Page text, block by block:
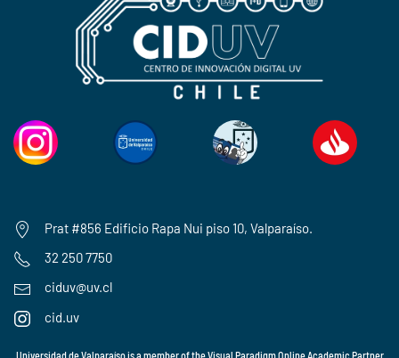
Prat #856 Edificio Rapa Nui piso 10, Valparaíso.
32 250 7750
ciduv@uv.cl
cid.uv
Universidad de Valparaíso is a member of theVisual Paradigm Online Academic Partner